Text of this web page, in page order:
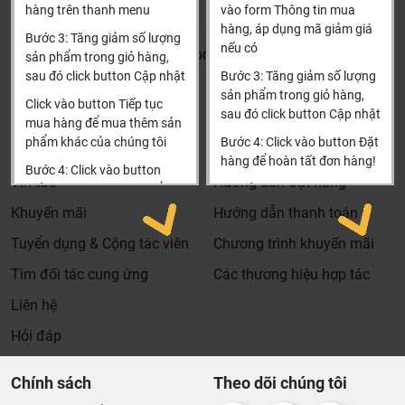
Khảo sát công trình, để hỗ trợ khách hàng chọn sản
phẩm đúng và phù hợp cũng như đưa ra các lời
khuyên, chú ý, hoặc chỉ ra các vấn khổng ổn nếu có
mòn và thay thế miễn phí.
kể cả sản phẩm có lên đên 5 năm hay 10 năm bảo
hàng trên thanh menu
Bước 3: Tăng giảm số lượng
sản phẩm trong giỏ hàng,
sau đó click button Cập nhật
Click vào button Tiếp tục
mua hàng để mua thêm sản
phẩm khác của chúng tôi
Bước 4: Click vào button
Tiến hành thanh toán để
thanh toán đơn hàng của
Xin cảm ơn khách hàng!!!
vào form Thông tin mua
hàng, áp dụng mã giảm giá
nếu có
Bước 3: Tăng giảm số lượng
sản phẩm trong giỏ hàng,
sau đó click button Cập nhật
Bước 4: Click vào button Đặt
hàng để hoàn tất đơn hàng!
Xin cảm ơn khách hàng!!!
đặt hàng
Khalinguyen.vn@gmail.com
0904501766
Thông tin
Tìm đại lý & Hợp tác
Tin tức
Khuyến mãi
Tuyển dụng & Cộng tác viên
Tìm đối tác cung ứng
Liên hệ
Hỏi đáp
Thông tin thêm
Hướng dẫn mua hàng
Hướng dẫn đặt hàng
Hướng dẫn thanh toán
Chương trình khuyến mãi
Các thương hiệu hợp tác
Chính sách Theo dõi chúng tôi